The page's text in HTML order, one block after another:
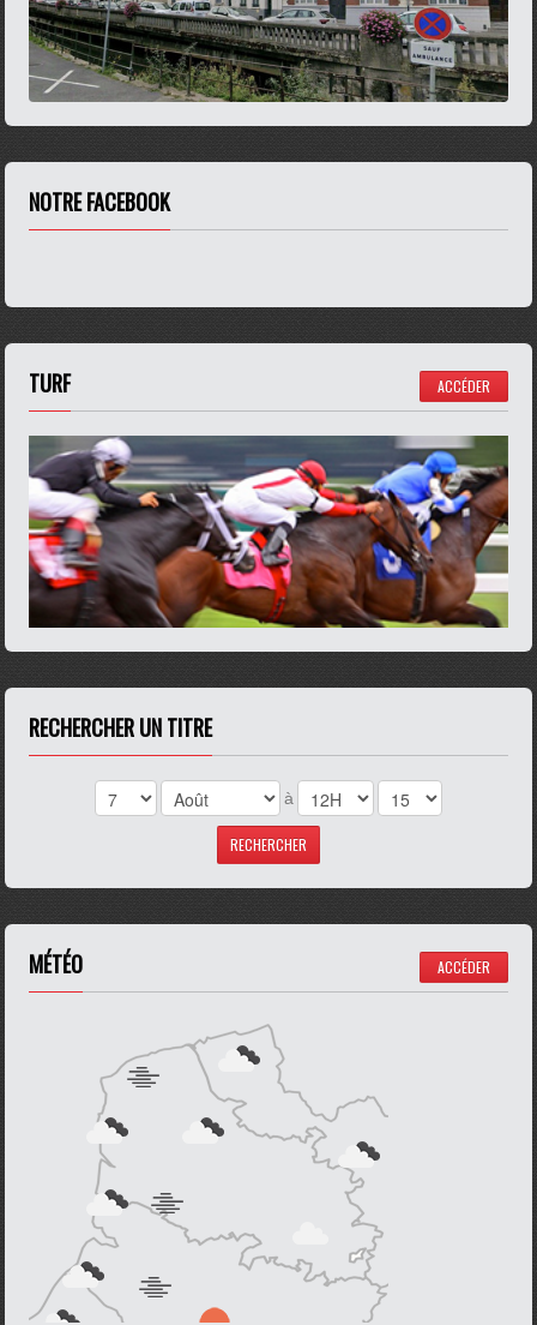
NOTRE FACEBOOK
TURF ACCÉDER
RECHERCHER UN TITRE
à
MÉTÉO ACCÉDER